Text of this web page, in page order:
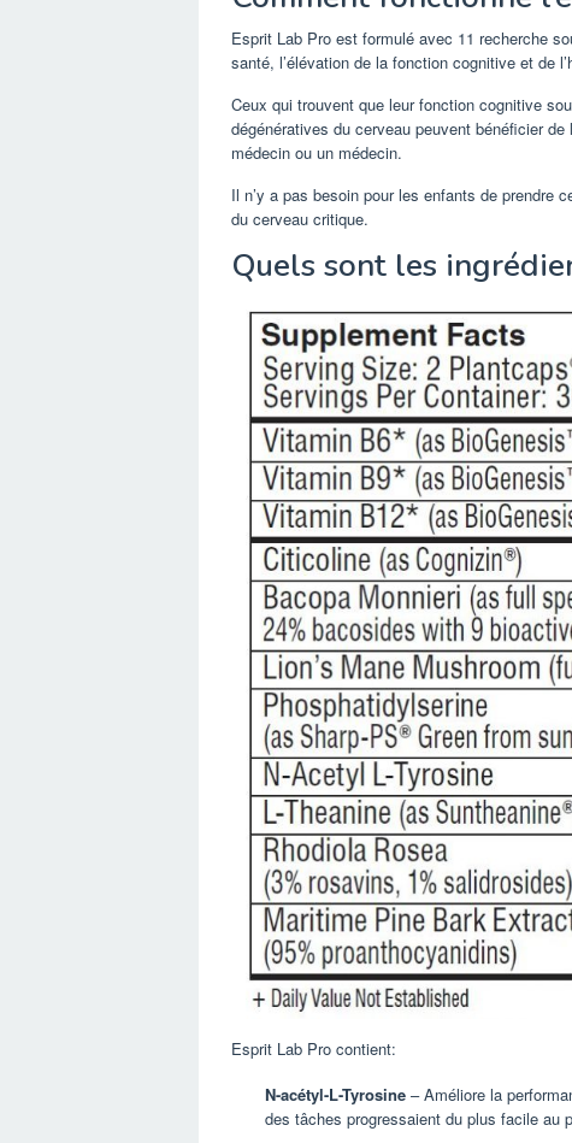
Esprit Lab Pro est formulé avec 11 recherche
santé, l’élévation de la fonction cognitive et de
Ceux qui trouvent que leur fonction cognitive
dégénératives du cerveau peuvent bénéficier
médecin ou un médecin.
Il n’y a pas besoin pour les enfants de prendre
du cerveau critique.
Quels sont les
Esprit Lab Pro contient:
N-acétyl-L-Tyrosine – Améliore la
des tâches progressaient du plus facile au